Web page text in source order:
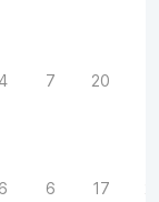
4 7 20
6 6 17